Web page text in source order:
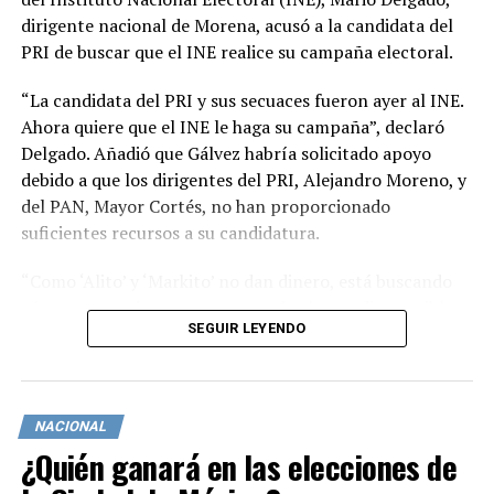
dirigente nacional de Morena, acusó a la candidata del
PRI de buscar que el INE realice su campaña electoral.
“La candidata del PRI y sus secuaces fueron ayer al INE.
Ahora quiere que el INE le haga su campaña”, declaró
Delgado. Añadió que Gálvez habría solicitado apoyo
debido a que los dirigentes del PRI, Alejandro Moreno, y
del PAN, Mayor Cortés, no han proporcionado
suficientes recursos a su candidatura.
cómo conseguir recursos por todos los medios posibles.
Ojalá la autoridad electoral no se preste a la trampa que
responsables de sus actos”, señaló Delgado en un
comunicado emitido este miércoles.
En respuesta a las declaraciones de la candidata
presidencial de Morena y sus aliados, Claudia
SEGUIR LEYENDO
NACIONAL
¿Quién ganará en las elecciones de